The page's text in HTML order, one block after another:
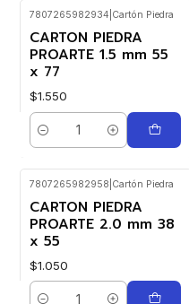
7807265982934 Cartón Piedra
CARTON PIEDRA
PROARTE 1.5 mm 55
x 77
$1.550
Cantidad
7807265982958 Cartón Piedra
CARTON PIEDRA
PROARTE 2.0 mm 38
x 55
$1.050